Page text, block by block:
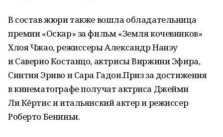
В состав жюри также вошла обладательница
премии «Оскар» за фильм «Земля кочевников»
Хлоя Чжао, режиссеры Александр Нанэу
и Саверио Костанцо, актрисы Виржини Эфира,
Синтия Эриво и Сара Гадон.Приз за достижения
в кинематографе получат актриса Джейми
Ли Кёртис и итальянский актер и режиссер
Роберто Бениньи.